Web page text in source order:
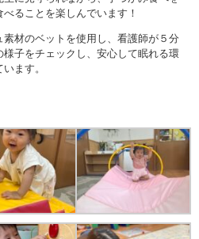
ることを楽しんでいます！
材のベットを使用し、看護師が５分
子をチェックし、安心して眠れる環
ます。
医師の許可証
勤務証明書
法人詳細情報
重要事項説明書
第三者評価報告書